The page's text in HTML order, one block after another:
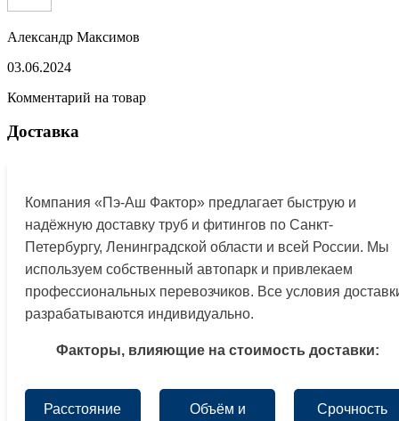
Александр Максимов
03.06.2024
Комментарий на товар
Доставка
Компания «Пэ-Аш Фактор» предлагает быструю и
надёжную доставку труб и фитингов по Санкт-
Петербургу, Ленинградской области и всей России. Мы
используем собственный автопарк и привлекаем
профессиональных перевозчиков. Все условия
разрабатываются индивидуально.
Факторы, влияющие на стоимость доставки:
Расстояние
Объём и
Срочность